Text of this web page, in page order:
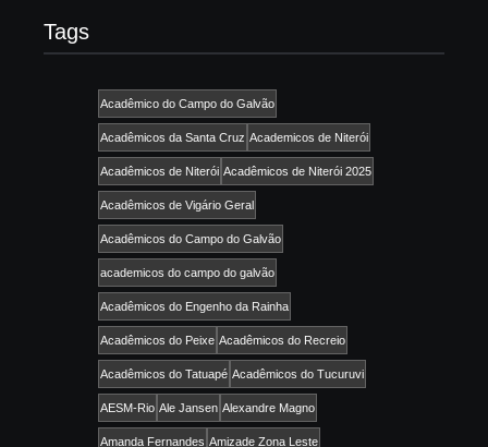
Tags
Acadêmico do Campo do Galvão
Acadêmicos da Santa Cruz Academicos de Niterói
Acadêmicos de Niterói Acadêmicos de Niterói 2025
Acadêmicos de Vigário Geral
Acadêmicos do Campo do Galvão
academicos do campo do galvão
Acadêmicos do Engenho da Rainha
Acadêmicos do Peixe Acadêmicos do Recreio
Acadêmicos do Tatuapé Acadêmicos do Tucuruvi
AESM-Rio Ale Jansen Alexandre Magno
Amanda Fernandes Amizade Zona Leste